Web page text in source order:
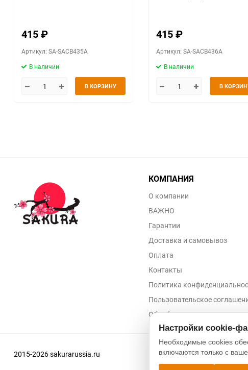
415₽
Артикул: SA-SACB435A
В наличии
В КОРЗИНУ
415₽
Артикул: SA-SACB436A
В наличии
В
КОМПАНИЯ
О компании
ВАЖНО
Гарантии
Доставка и самовывоз
Оплата
Контакты
Политика
Пользовательское
Обработка персональных
2015-2026 sakurarussia.ru
Настройки cookie-
Необходимые cookies
включаются только с